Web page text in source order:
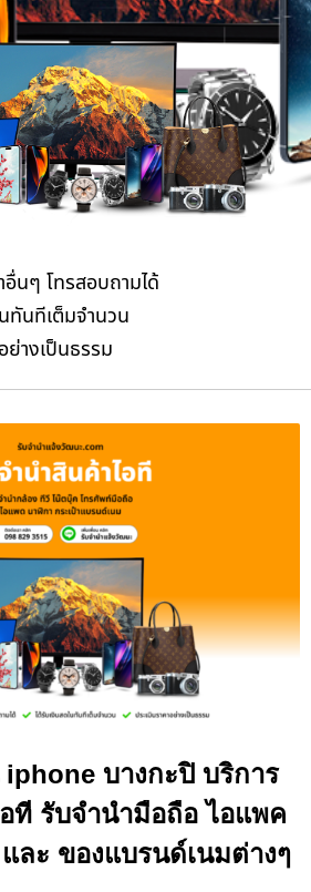
นๆ โทรสอบถามได้
ทันทีเต็มจำนวน
ย่างเป็นธรรม
บางกะปิ บริการ
ที รับจำนำมือถือ ไอแพค
ละ ของแบรนด์เนมต่างๆ